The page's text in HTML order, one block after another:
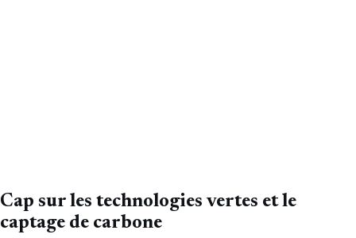
Cap sur les technologies vertes et le
captage de carbone